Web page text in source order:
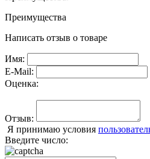
Преимущества
Написать отзыв о товаре
Имя:
E-Mail:
Оценка:
Отзыв:
Я принимаю условия
Введите число: